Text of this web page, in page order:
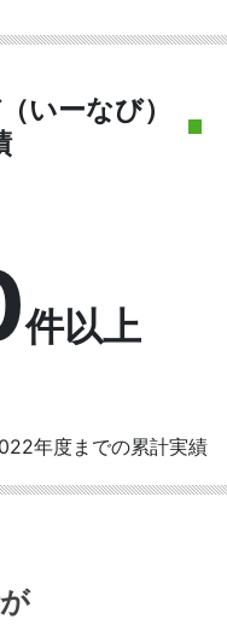
いーなび）
件以上
年度までの累計実績